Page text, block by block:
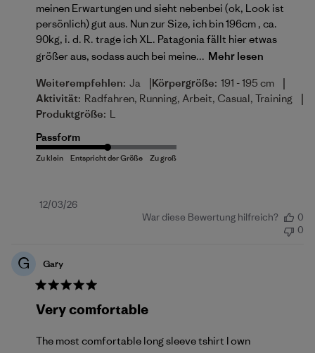
meinen Erwartungen und sieht nebenbei (ok, Look ist
persönlich) gut aus. Nun zur Size, ich bin 196cm , ca.
90kg, i. d. R. trage ich XL. Patagonia fällt hier etwas
größer aus, sodass auch bei meine... Mehr lesen
Weiterempfehlen: Ja |Körpergröße: 191 - 195 cm |
Aktivität: Radfahren, Running, Arbeit, Casual, Training |
Produktgröße: L
Passform
Veröffentlichungsdatum
12/03/26
War diese Bewertung hilfreich?
0
0
G Gary
Very comfortable
The most comfortable long sleeve tshirt I own